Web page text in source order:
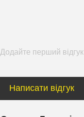
Додайте перший відгук
Написати відгук